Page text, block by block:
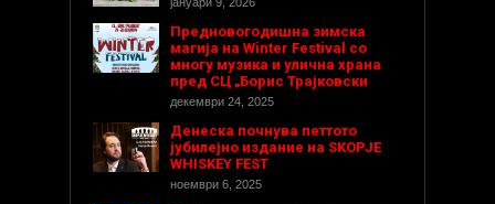
Предновогодишнa зимска
магија на Winter Festival со
многу музика и улична храна
пред СЦ „Борис Трајковски
декември 24, 2025
Денеска почнува петтото
јубилејно издание на SKOPJE
WHISKEY FEST
ноември 6, 2025